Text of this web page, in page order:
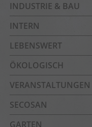
INDUSTRIE & BAU
INTERN
LEBENSWERT
ÖKOLOGISCH
VERANSTALTUNGEN
SECOSAN
GARTEN